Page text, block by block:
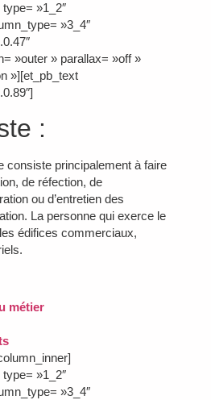
»1_2″
»3_4″
»outer » parallax= »off »
»][et_pb_text
:
consiste principalement à faire
de réfection, de
ou d’entretien des
La personne qui exerce le
édifices commerciaux,
métier
»1_2″
»3_4″